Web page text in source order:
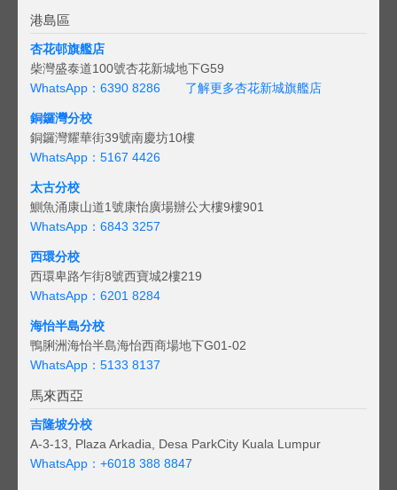
港島區
杏花邨旗艦店
柴灣盛泰道100號杏花新城地下G59
WhatsApp：6390 8286
了解更多杏花新城旗艦店
銅鑼灣分校
銅鑼灣耀華街39號南慶坊10樓
WhatsApp：5167 4426
太古分校
鰂魚涌康山道1號康怡廣場辦公大樓9樓901
WhatsApp：6843 3257
西環分校
西環卑路乍街8號西寶城2樓219
WhatsApp：6201 8284
海怡半島分校
鴨脷洲海怡半島海怡西商場地下G01-02
WhatsApp：5133 8137
馬來西亞
吉隆坡分校
A-3-13, Plaza Arkadia, Desa ParkCity Kuala Lumpur
WhatsApp： +6018 388 8847